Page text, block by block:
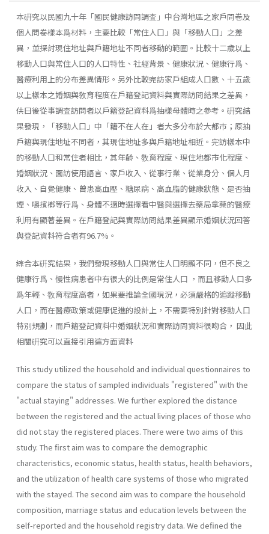
本硏究以民國九十年「國民健康訪問調査」中台灣地區之家戶問卷及
個人問卷樣本爲材料，主要比較「常住人口」與「移動人口」之差
異，並探討現住地址與戶籍地址不同者移動的範圍。比較十二歲以上
移動人口與常住人口的人口特性、社經背景、健康狀況、健康行爲、
醫療利用上的分布差異情形。另外比較完訪家戶組成人口數、十五歲
以上樣本之婚姻與敎育程度在戶籍登記資料與實際訪問結果之差異，
供曰後從事調査訪問者以戶籍登記資料爲抽樣母體時之參考。硏究結
果發現，「移動人口」中「籍不在人在」者大多分布於大都巿；原抽
戶籍與現住地址不同者，其現住地址多與戶籍地址相近。完訪樣本中
的移動人口和常住者相比，其年齡、敎育程度、現住地都市化程度、
婚姻狀況、面訪使用語言、家戶收入、從事行業、從業身分、個人月
收入、自覺健康、曾患高血壓、糖尿病、高血脂的健康狀態、是否抽
煙、嚼擯榔等行爲、身體不適時選擇看中醫與選擇去藥局拿藥的醫療
利用有顯著差異。在戶籍登記與實際訪問結果差異顯示婚姻狀況回答
與登記資料符合者有96.7%。
綜合本硏究結果，我們發現移動人口與常住人口明顯不同，但不良之
健康行爲、慢性病患者中有很大的比例是常住人口 ，而且移動人口多
爲年輕、敎育程度高者，如果要推論全國現況，必須嚴格的追蹤移動
人口，而在醫療政策或健康促進的設計上，不需要特別針對移動人口
特別規劃，而戶籍登記資料中婚姻狀況和實際訪問資料很吻合， 因此
相關硏究可以直接引用這方面資料
This study utilized the household and individual questionnaires to
compare the status of sampled individuals "registered" with the
"actual staying" addresses. We further explored the distance
between the registered and the actual living places of those who
did not stay the registered places. There were two aims of this
study. The first aim was to compare the demographic
characteristics, economic status, health status, health behaviors,
and the utilization of health care systems of those who migrated
with the stayed. The second aim was to compare the household
composition, marriage status and education levels between the
self-reported and the household registry data. We defined the